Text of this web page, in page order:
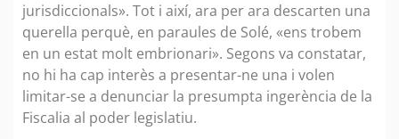
jurisdiccionals». Tot i així, ara per ara descarten una
querella perquè, en paraules de Solé, «ens trobem
en un estat molt embrionari». Segons va constatar,
no hi ha cap interès a presentar-ne una i volen
limitar-se a denunciar la presumpta ingerència de la
Fiscalia al poder legislatiu.